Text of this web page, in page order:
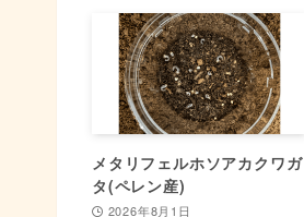
メタリフェルホソアカクワガ
タ(ペレン産)
2026年8月1日